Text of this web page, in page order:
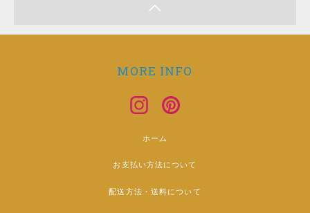
MORE INFO
ホーム
お支払い方法について
配送方法・送料について